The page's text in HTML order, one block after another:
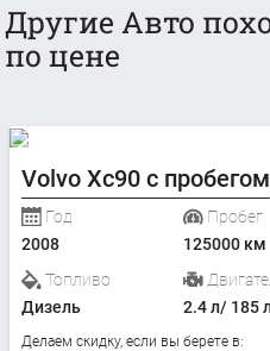
Другие Авто
по цене
Volvo Xc90 с пробегом
Год
2008
Пробег
125000 км
Топливо
Дизель
2.4 л/ 185
Делаем скидку, если вы берете в: